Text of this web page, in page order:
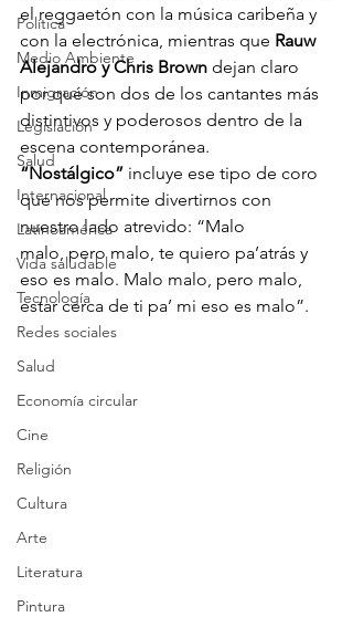
Política
Medio Ambiente
Inmigración
Legislación
Salud
Internacional
Latinoamérica
Vida saludable
Tecnología
Redes sociales
Salud
Economía circular
Cine
Religión
Cultura
Arte
Literatura
Pintura
el reggaetón con la música caribeña y
con la electrónica, mientras que Rauw
Alejandro y Chris Brown dejan claro
por qué son dos de los cantantes más
distintivos y poderosos dentro de la
escena contemporánea.
“Nostálgico” incluye ese tipo de coro
que nos permite divertirnos con
nuestro lado atrevido: “Malo
malo, pero malo, te quiero pa’atrás y
eso es malo. Malo malo, pero malo,
estar cerca de ti pa’ mi eso es malo”.